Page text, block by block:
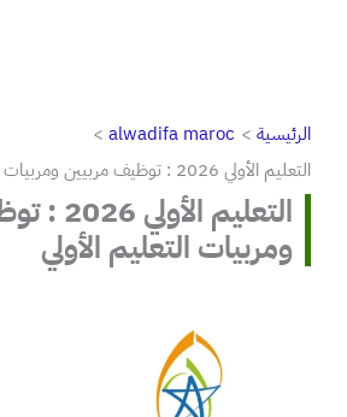
الرئيسية
alwadifa maroc
التعليم الأولي 2026 : توظيف مربيين ومربيات التعليم الأولي
التعليم
ومربيات التعليم الأولي